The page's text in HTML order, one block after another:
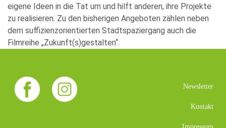
eigene Ideen in die Tat um und hilft anderen, ihre Projekte
zu realisieren. Zu den bisherigen Angeboten zählen neben
dem suffizienzorientierten Stadtspaziergang auch die
Filmreihe „Zukunft(s)gestalten“.
Newsletter
Kontakt